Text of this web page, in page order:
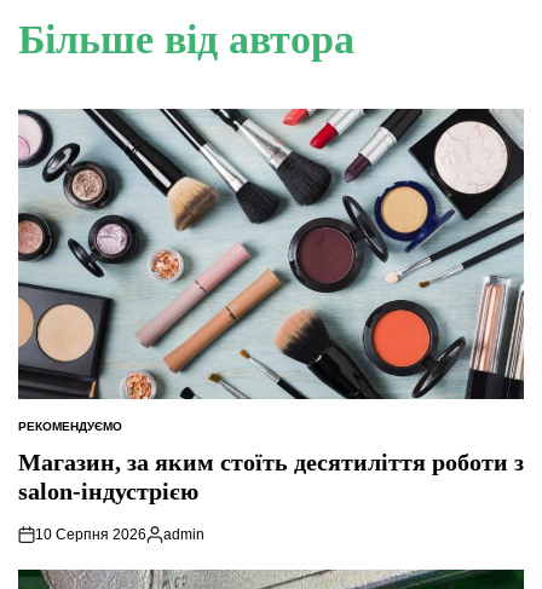
Більше від автора
ОПУБЛІКУВАТИ
РЕКОМЕНДУЄМО
Магазин, за яким стоїть десятиліття роботи з
salon-індустрією
10 Серпня 2026
Опубліковано
admin